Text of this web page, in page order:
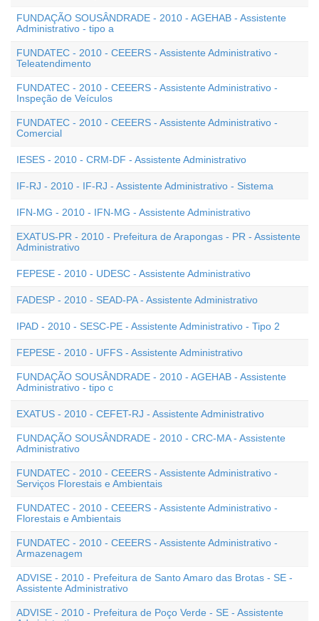
FUNDAÇÃO SOUSÂNDRADE - 2010 - AGEHAB - Assistente
Administrativo - tipo a
FUNDATEC - 2010 - CEEERS - Assistente Administrativo -
Teleatendimento
FUNDATEC - 2010 - CEEERS - Assistente Administrativo -
Inspeção de Veículos
FUNDATEC - 2010 - CEEERS - Assistente Administrativo -
Comercial
IESES - 2010 - CRM-DF - Assistente Administrativo
IF-RJ - 2010 - IF-RJ - Assistente Administrativo - Sistema
IFN-MG - 2010 - IFN-MG - Assistente Administrativo
EXATUS-PR - 2010 - Prefeitura de Arapongas - PR - Assistente
Administrativo
FEPESE - 2010 - UDESC - Assistente Administrativo
FADESP - 2010 - SEAD-PA - Assistente Administrativo
IPAD - 2010 - SESC-PE - Assistente Administrativo - Tipo 2
FEPESE - 2010 - UFFS - Assistente Administrativo
FUNDAÇÃO SOUSÂNDRADE - 2010 - AGEHAB - Assistente
Administrativo - tipo c
EXATUS - 2010 - CEFET-RJ - Assistente Administrativo
FUNDAÇÃO SOUSÂNDRADE - 2010 - CRC-MA - Assistente
Administrativo
FUNDATEC - 2010 - CEEERS - Assistente Administrativo -
Serviços Florestais e Ambientais
FUNDATEC - 2010 - CEEERS - Assistente Administrativo -
Florestais e Ambientais
FUNDATEC - 2010 - CEEERS - Assistente Administrativo -
Armazenagem
ADVISE - 2010 - Prefeitura de Santo Amaro das Brotas - SE -
Assistente Administrativo
ADVISE - 2010 - Prefeitura de Poço Verde - SE - Assistente